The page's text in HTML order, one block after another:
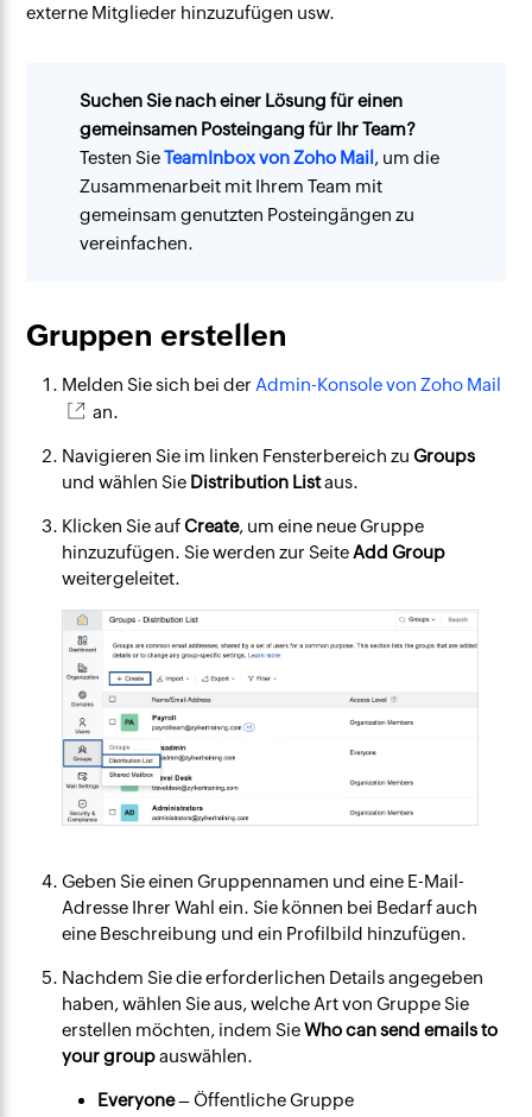
externe Mitglieder hinzuzufügen usw.
Suchen Sie nach einer Lösung für einen
gemeinsamen Posteingang für Ihr Team?
Testen SieTeamInbox von Zoho Mail , um die
Zusammenarbeit mit Ihrem Team mit
gemeinsam genutzten Posteingängen zu
vereinfachen.
Gruppen erstellen
Melden Sie sich bei der Admin-Konsole von Zoho Mail
an.
Navigieren Sie im linken Fensterbereich zuGroups
und wählen Sie Distribution Listaus.
Klicken Sie aufCreate, um eine neue Gruppe
hinzuzufügen. Sie werden zur SeiteAdd Group
weitergeleitet.
Geben Sie einen Gruppennamen und eine E-Mail-
Adresse Ihrer Wahl ein. Sie können bei Bedarf auch
eine Beschreibung und ein Profilbild hinzufügen.
Nachdem Sie die erforderlichen Details angegeben
haben, wählen Sie aus, welche Art von Gruppe Sie
erstellen möchten, indem SieWho can send emails to
your groupauswählen.
Everyone– Öffentliche Gruppe